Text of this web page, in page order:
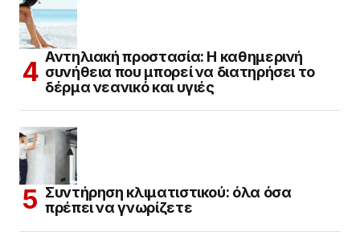
Αντηλιακή προστασία: Η καθημερινή
συνήθεια που μπορεί να διατηρήσει το
δέρμα νεανικό και υγιές
Συντήρηση κλιματιστικού: όλα όσα
πρέπει να γνωρίζετε